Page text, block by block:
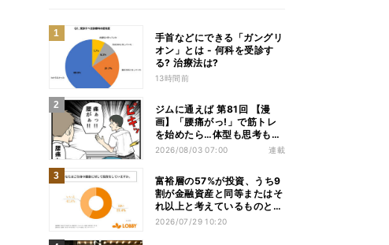
手首などにできる「ガングリ
オン」とは - 何科を受診す
る? 治療法は?
13時間前
ジムに通えば 第81回 【漫
画】「腰痛がっ!」で筋トレ
を始めたら…体型も思考も別
人になっていた
2026/08/03 07:00 連載
富裕層の57%が投資、うち9
割が金融資産と同等またはそ
れ以上と考えているものと
は? - 「ないと人生を楽しめ
2026/07/29 10:20